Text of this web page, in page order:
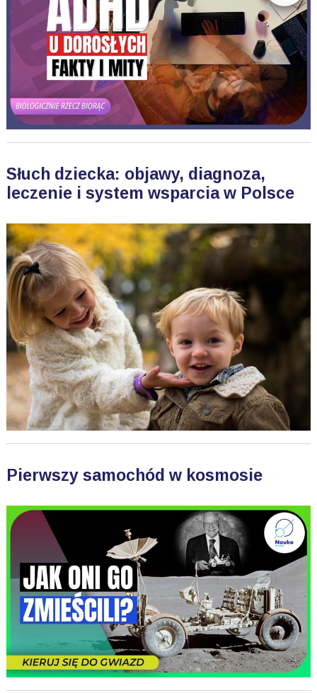
Słuch dziecka: objawy, diagnoza,
leczenie i system wsparcia w Polsce
Pierwszy samochód w kosmosie